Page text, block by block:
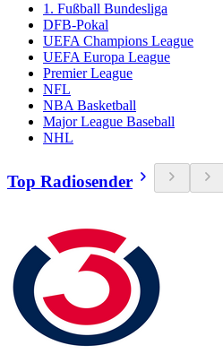
1. Fußball Bundesliga
DFB-Pokal
UEFA Champions League
UEFA Europa League
Premier League
NFL
NBA Basketball
Major League Baseball
NHL
Top Radiosender